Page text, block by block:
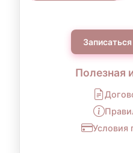
Полезная
Условия